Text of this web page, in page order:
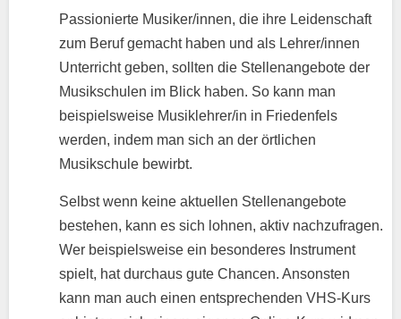
Passionierte Musiker/innen, die ihre Leidenschaft
zum Beruf gemacht haben und als Lehrer/innen
Unterricht geben, sollten die Stellenangebote der
Musikschulen im Blick haben. So kann man
beispielsweise Musiklehrer/in in Friedenfels
werden, indem man sich an der örtlichen
Musikschule bewirbt.
Selbst wenn keine aktuellen Stellenangebote
bestehen, kann es sich lohnen, aktiv nachzufragen.
Wer beispielsweise ein besonderes Instrument
spielt, hat durchaus gute Chancen. Ansonsten
kann man auch einen entsprechenden VHS-Kurs